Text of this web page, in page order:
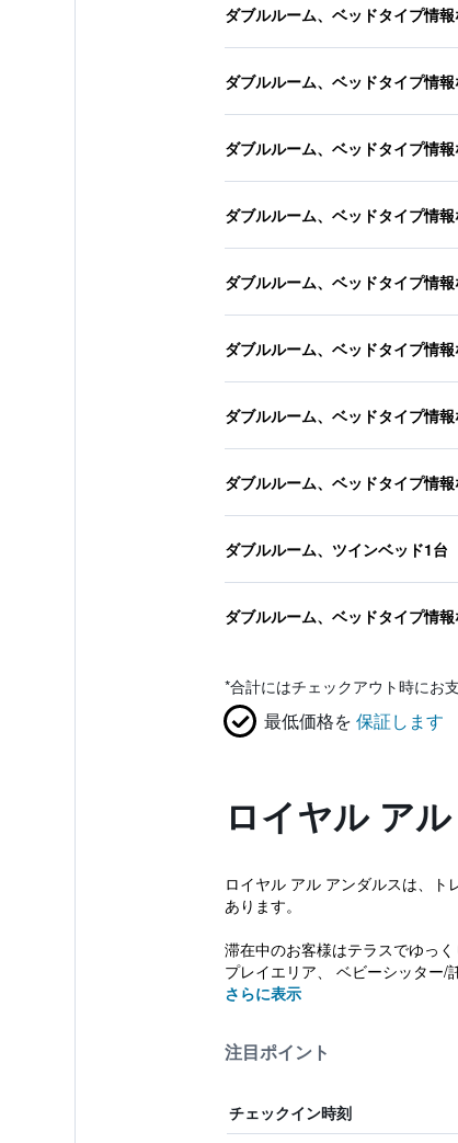
ダブルルーム、ベッドタイプ情報
ダブルルーム、ベッドタイプ情報
ダブルルーム、ベッドタイプ情報
ダブルルーム、ベッドタイプ情報
ダブルルーム、ベッドタイプ情報
ダブルルーム、ベッドタイプ情報
ダブルルーム、ベッドタイプ情報
ダブルルーム、ベッドタイプ情報
ダブルルーム、ツインベッド1台
ダブルルーム、ベッドタイプ情報
*合計にはチェックアウト時にお
最低価格を 保証します
ロイヤル ア
ロイヤル アル アンダルスは、
あります。
滞在中のお客様はテラスでゆっ
プレイエリア、 ベビーシッター/
さらに表示
注目ポイント
チェックイン時刻